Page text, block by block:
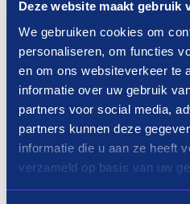
Deze website maakt gebruik
We gebruiken cookies om
personaliseren, om functies
en om ons websiteverkeer te
informatie over uw gebruik
partners voor social media,
partners kunnen deze
informatie die u aan ze heeft
verzameld op basis van uw
Videocamera op
Als je liever niet het
een videocamera in één
in3 gemakkelijk een in
werkt dat dan? Bij de
webwinkels kun jij de